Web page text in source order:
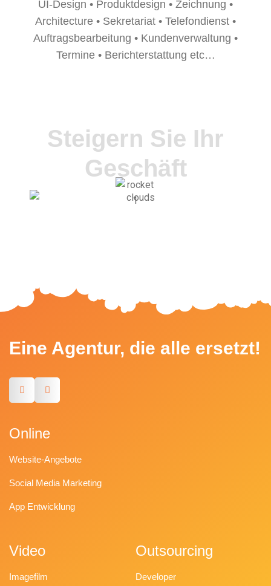
UI-Design • Produktdesign • Zeichnung •
Architecture • Sekretariat • Telefondienst •
Auftragsbearbeitung • Kundenverwaltung •
Termine • Berichterstattung etc…
Steigern Sie Ihr
Geschäft
Eine Agentur, die alle ersetzt!
Online
Website-Angebote
Social Media Marketing
App Entwicklung
Video
Imagefilm
Outsourcing
Developer